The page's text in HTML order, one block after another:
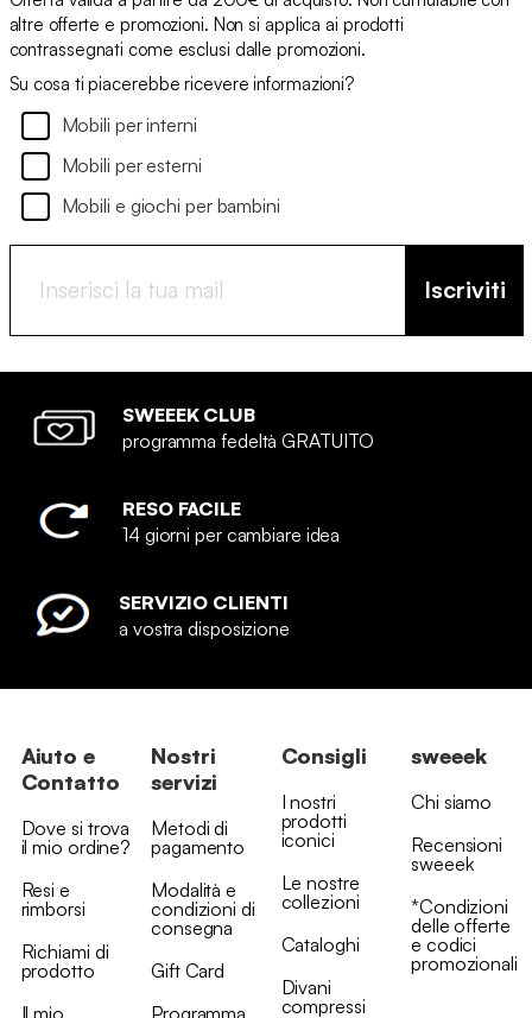
altre offerte e promozioni. Non si applica ai prodotti
contrassegnati come esclusi dalle promozioni.
Su cosa ti piacerebbe ricevere informazioni?
Mobili per interni
Mobili per esterni
Mobili e giochi per bambini
Iscriviti
SWEEEK CLUB
programma fedeltà GRATUITO
RESO FACILE
14 giorni per cambiare idea
SERVIZIO CLIENTI
a vostra disposizione
Aiuto e
Contatto
Dove si trova
il mio ordine?
Resi e
rimborsi
Richiami di
prodotto
Il mio
Nostri
servizi
Metodi di
pagamento
Modalità e
condizioni di
consegna
Gift Card
Programma
Consigli
I nostri
prodotti
iconici
Le nostre
collezioni
Cataloghi
Divani
compressi
sweeek
Chi siamo
Recensioni
sweeek
*Condizioni
delle offerte
e codici
promozionali